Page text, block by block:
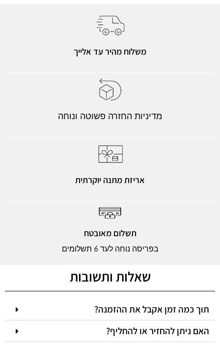
משלוח מהיר עד אלייך
מדיניות החזרה פשוטה ונוחה
אריזת מתנה יוקרתית
תשלום מאובטח
בפריסה נוחה לעד 6 תשלומים
שאלות ותשובות
תוך כמה זמן אקבל את ההזמנה?
האם ניתן להחזיר או להחליף?